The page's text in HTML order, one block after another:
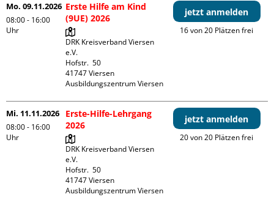
Mo. 09.11.2026
08:00 - 16:00
Uhr
Erste Hilfe am Kind
(9UE) 2026
DRK Kreisverband Viersen
e.V.
Hofstr.  50
41747 Viersen
Ausbildungszentrum Viersen
jetzt anmelden
16 von 20 Plätzen frei
Mi. 11.11.2026
08:00 - 16:00
Uhr
Erste-Hilfe-Lehrgang
2026
DRK Kreisverband Viersen
e.V.
Hofstr.  50
41747 Viersen
Ausbildungszentrum Viersen
jetzt anmelden
20 von 20 Plätzen frei